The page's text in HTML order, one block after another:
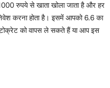
रुपये से खाता खोला जाता है और हर
करना होता है। इसमें आपको 6.6 का
को वापस ले सकते हैं या आप इस